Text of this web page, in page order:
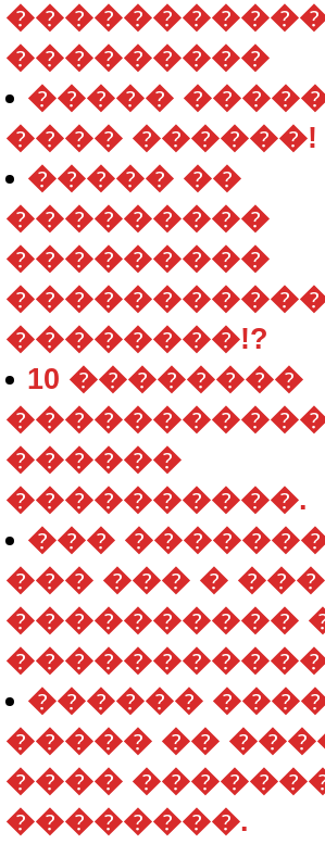
���������
�����
���� ������!
����� ��
���������
���������
��������!?
10 ��������
������
����������.
���
��� ��� �
����������
������
����� ��
����
��������.